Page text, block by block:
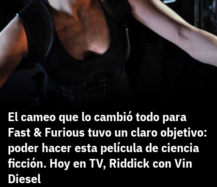
El cameo que lo cambió todo para
Fast & Furious tuvo un claro objetivo:
poder hacer esta película de ciencia
ficción. Hoy en TV, Riddick con Vin
Diesel
¿Todavía no tienes cuenta?
Regístrate gratis
El inicio de sesión con Facebook ya no está
disponible, pero puedes seguir usando tu cuenta
de 3DJuegos:
Recupera tu acceso con Facebook
carácter inicial), pero no mayúsculas, espacios, tildes
o caracteres especiales.
He leído y acepto la
politica de privacidad y
de participación
Registrarse en 3DJuegos
Entra con Google
¿Ya tienes cuenta?